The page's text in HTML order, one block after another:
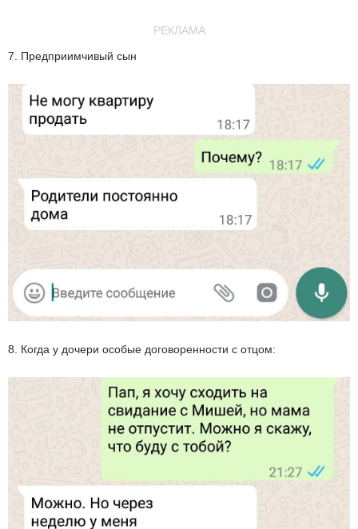
РЕКЛАМА
7. Предприимчивый сын
8. Когда у дочери особые договоренности с отцом: